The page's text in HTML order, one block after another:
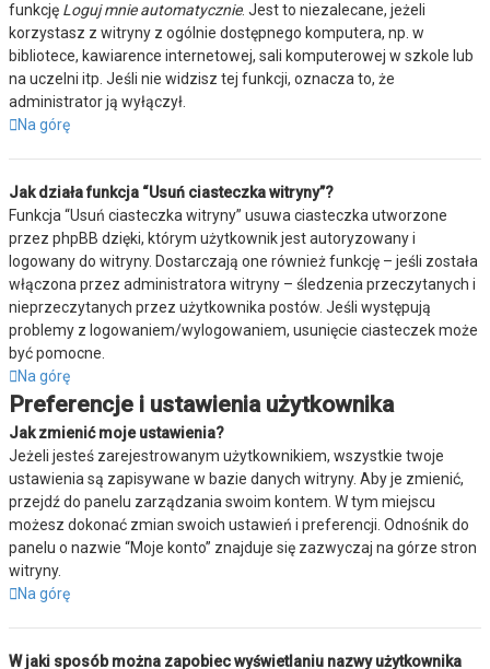
funkcję Loguj mnie automatycznie. Jest to niezalecane, jeżeli
korzystasz z witryny z ogólnie dostępnego komputera, np. w
bibliotece, kawiarence internetowej, sali komputerowej w szkole lub
na uczelni itp. Jeśli nie widzisz tej funkcji, oznacza to, że
administrator ją wyłączył.
Na górę
Jak działa funkcja “Usuń ciasteczka witryny”?
Funkcja “Usuń ciasteczka witryny” usuwa ciasteczka utworzone
przez phpBB dzięki, którym użytkownik jest autoryzowany i
logowany do witryny. Dostarczają one również funkcję – jeśli została
włączona przez administratora witryny – śledzenia przeczytanych i
nieprzeczytanych przez użytkownika postów. Jeśli występują
problemy z logowaniem/wylogowaniem, usunięcie ciasteczek może
być pomocne.
Na górę
Preferencje i ustawienia użytkownika
Jak zmienić moje ustawienia?
Jeżeli jesteś zarejestrowanym użytkownikiem, wszystkie twoje
ustawienia są zapisywane w bazie danych witryny. Aby je zmienić,
przejdź do panelu zarządzania swoim kontem. W tym miejscu
możesz dokonać zmian swoich ustawień i preferencji. Odnośnik do
panelu o nazwie “Moje konto” znajduje się zazwyczaj na górze stron
witryny.
Na górę
W jaki sposób można zapobiec wyświetlaniu nazwy użytkownika